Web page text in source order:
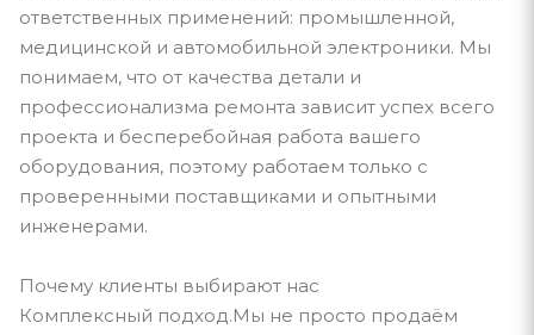
ответственных применений: промышленной,
медицинской и автомобильной электроники. Мы
понимаем, что от качества детали и
профессионализма ремонта зависит успех всего
проекта и бесперебойная работа вашего
оборудования, поэтому работаем только с
проверенными поставщиками и опытными
инженерами.
Почему клиенты выбирают нас
Комплексный подход.Мы не просто продаём